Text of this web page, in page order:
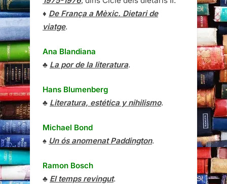
♦ De França a Mèxic. Dietari de
viatge.
Ana Blandiana
♣ La por de la literatura.
Hans Blumenberg
♣ Literatura, estética y nihilismo.
Michael Bond
♠ Un ós anomenat Paddington.
Ramon Bosch
♣ El temps revingut.